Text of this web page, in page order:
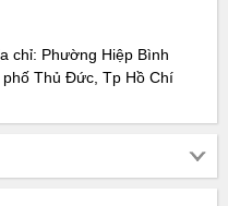
chỉ: Phường Hiệp Bình
Thủ Đức, Tp Hồ Chí